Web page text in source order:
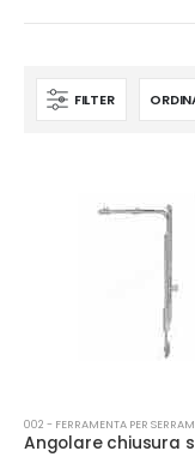
FILTER
002 - FERRAMENTA PER